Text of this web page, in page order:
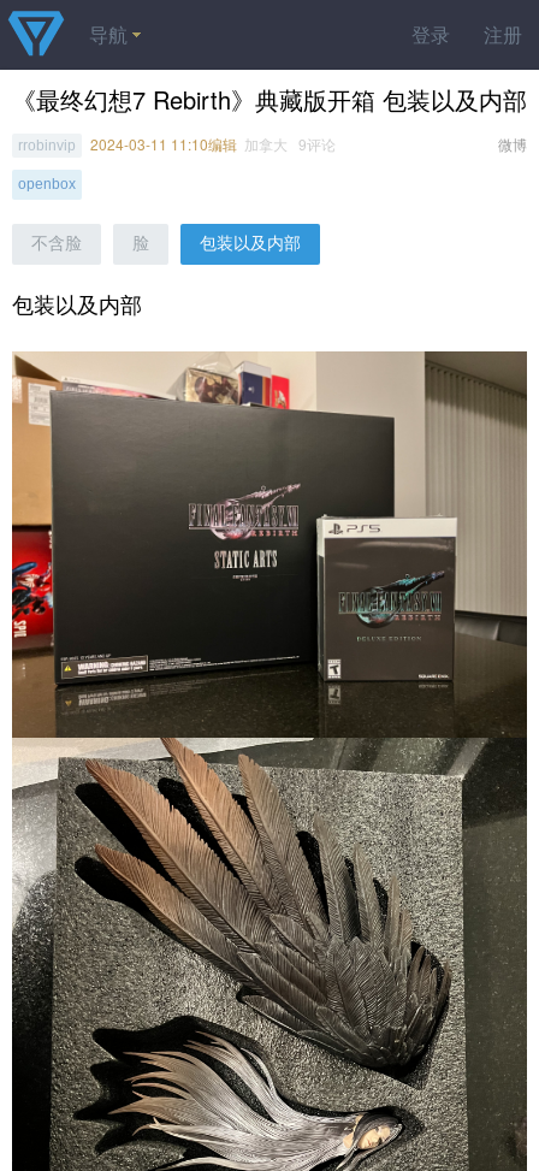
登录 注册
导航
《最终幻想7 Rebirth》典藏版开箱 包装以及内部
微博
rrobinvip 2024-03-11 11:10编辑 加拿大 9评论
openbox
不含脸 脸 包装以及内部
包装以及内部